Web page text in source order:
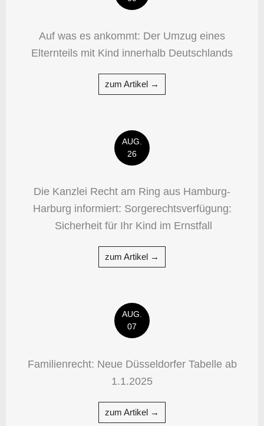
Auf was es ankommt: Der Umzug eines
Elternteils mit Kind innerhalb Deutschlands
zum Artikel →
AUG.
26
Die Kanzlei Recht am Ring aus Hamburg-
Harburg informiert: Sorgerechtsverfügung:
Sicherheit für Ihr Kind im Ernstfall
zum Artikel →
AUG.
07
Familienrecht: Neue Düsseldorfer Tabelle ab
1.1.2025
zum Artikel →